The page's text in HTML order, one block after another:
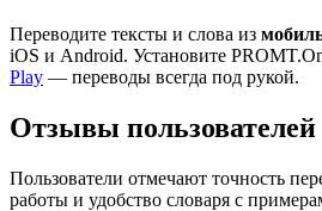
Переводите тексты и слова из
iOS и Android. Установите
Play — переводы всегда под рукой.
Отзывы пользователей
Пользователи отмечают точность
работы и удобство словаря с